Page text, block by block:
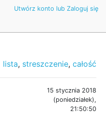
Utwórz konto lub Zaloguj się
lista, streszczenie, całość
15 stycznia 2018
(poniedziałek),
21:50:50